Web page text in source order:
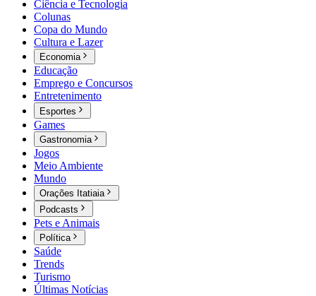
Ciência e Tecnologia
Colunas
Copa do Mundo
Cultura e Lazer
Economia
Educação
Emprego e Concursos
Entretenimento
Esportes
Games
Gastronomia
Jogos
Meio Ambiente
Mundo
Orações Itatiaia
Podcasts
Pets e Animais
Política
Saúde
Trends
Turismo
Últimas Notícias